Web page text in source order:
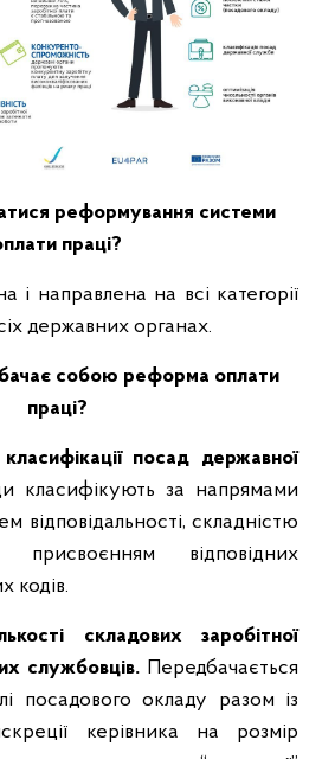
реформування системи
праці?
і направлена на всі категорії
державних органах.
собою реформа оплати
праці?
посад державної
класифікують за напрямами
відповідальності, складністю
присвоєнням відповідних
кодів.
складових заробітної
службовців. Передбачається
посадового окладу разом із
керівника на розмір